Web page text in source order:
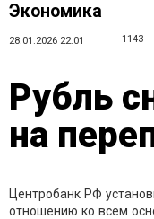
Экономика
28.01.2026 22:01 1143
Рубль
на
Центробанк РФ
отношению ко всем